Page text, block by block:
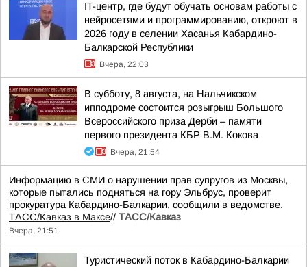
IT-центр, где будут обучать основам работы с
нейросетями и программированию, откроют в
2026 году в селении Хасанья Кабардино-
Балкарской Республики
Вчера, 22:03
В субботу, 8 августа, на Нальчикском
ипподроме состоится розыгрыш Большого
Всероссийского приза Дерби – памяти
первого президента КБР В.М. Кокова
Вчера, 21:54
Информацию в СМИ о нарушении прав супругов из Москвы,
которые пытались подняться на гору Эльбрус, проверит
прокуратура Кабардино-Балкарии, сообщили в ведомстве.
ТАСС/Кавказ в Максе// ТАСС/Кавказ
Вчера, 21:51
Туристический поток в Кабардино-Балкарии